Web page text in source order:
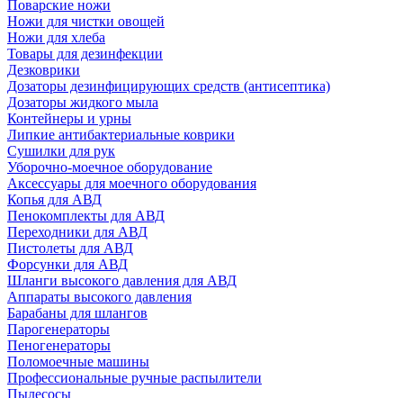
Поварские ножи
Ножи для чистки овощей
Ножи для хлеба
Товары для дезинфекции
Дезковрики
Дозаторы дезинфицирующих средств (антисептика)
Дозаторы жидкого мыла
Контейнеры и урны
Липкие антибактериальные коврики
Сушилки для рук
Уборочно-моечное оборудование
Аксессуары для моечного оборудования
Копья для АВД
Пенокомплекты для АВД
Переходники для АВД
Пистолеты для АВД
Форсунки для АВД
Шланги высокого давления для АВД
Аппараты высокого давления
Барабаны для шлангов
Парогенераторы
Пеногенераторы
Поломоечные машины
Профессиональные ручные распылители
Пылесосы